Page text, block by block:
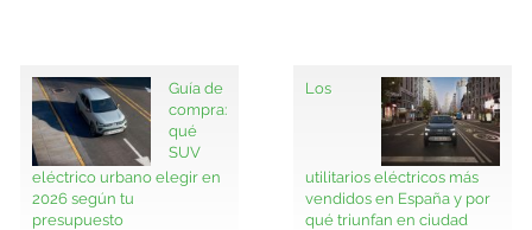
Guía de
compra:
qué
SUV
eléctrico urbano elegir en
2026 según tu
presupuesto
Los
utilitarios eléctricos más
vendidos en España y por
qué triunfan en ciudad